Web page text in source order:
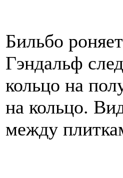
Бильбо
Гэндальф
кольцо на
на кольцо.
между